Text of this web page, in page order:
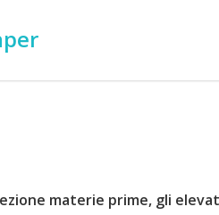
materie prime, gli